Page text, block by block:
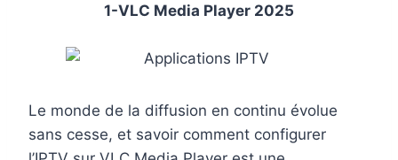
1-VLC Media Player 2025
Le monde de la diffusion en continu évolue
sans cesse, et savoir comment configurer